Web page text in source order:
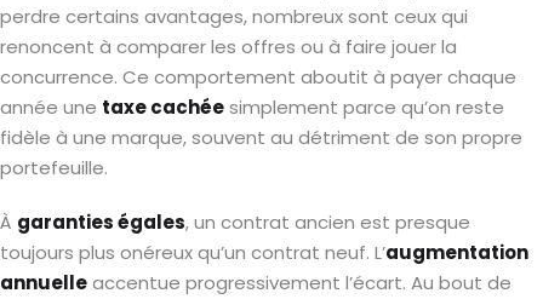
perdre certains avantages, nombreux sont ceux qui
renoncent à comparer les offres ou à faire jouer la
concurrence. Ce comportement aboutit à payer chaque
année une taxe cachéesimplement parce qu’on reste
fidèle à une marque, souvent au détriment de son propre
portefeuille.
À garanties égales, un contrat ancien est presque
toujours plus onéreux qu’un contrat neuf. L’augmentation
annuelleaccentue progressivement l’écart. Au bout de